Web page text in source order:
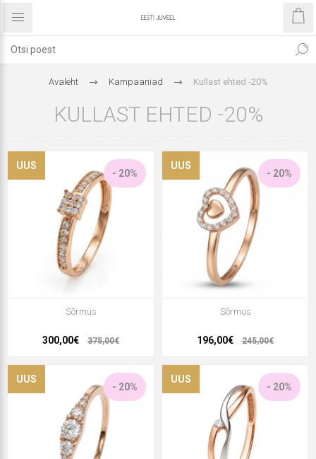
Avaleht Kampaaniad Kullast ehted -20%
KULLAST EHTED -20%
- 20%
UUS
Sõrmus
300,00€ 375,00€
- 20%
UUS
Sõrmus
196,00€ 245,00€
- 20%
UUS
- 20%
UUS